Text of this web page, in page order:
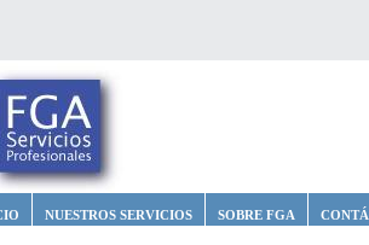
NUESTROS SERVICIOS SOBRE FGA